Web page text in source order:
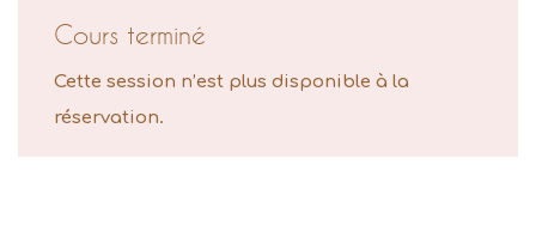
Cours terminé
Cette session n’est plus disponible à la
réservation.